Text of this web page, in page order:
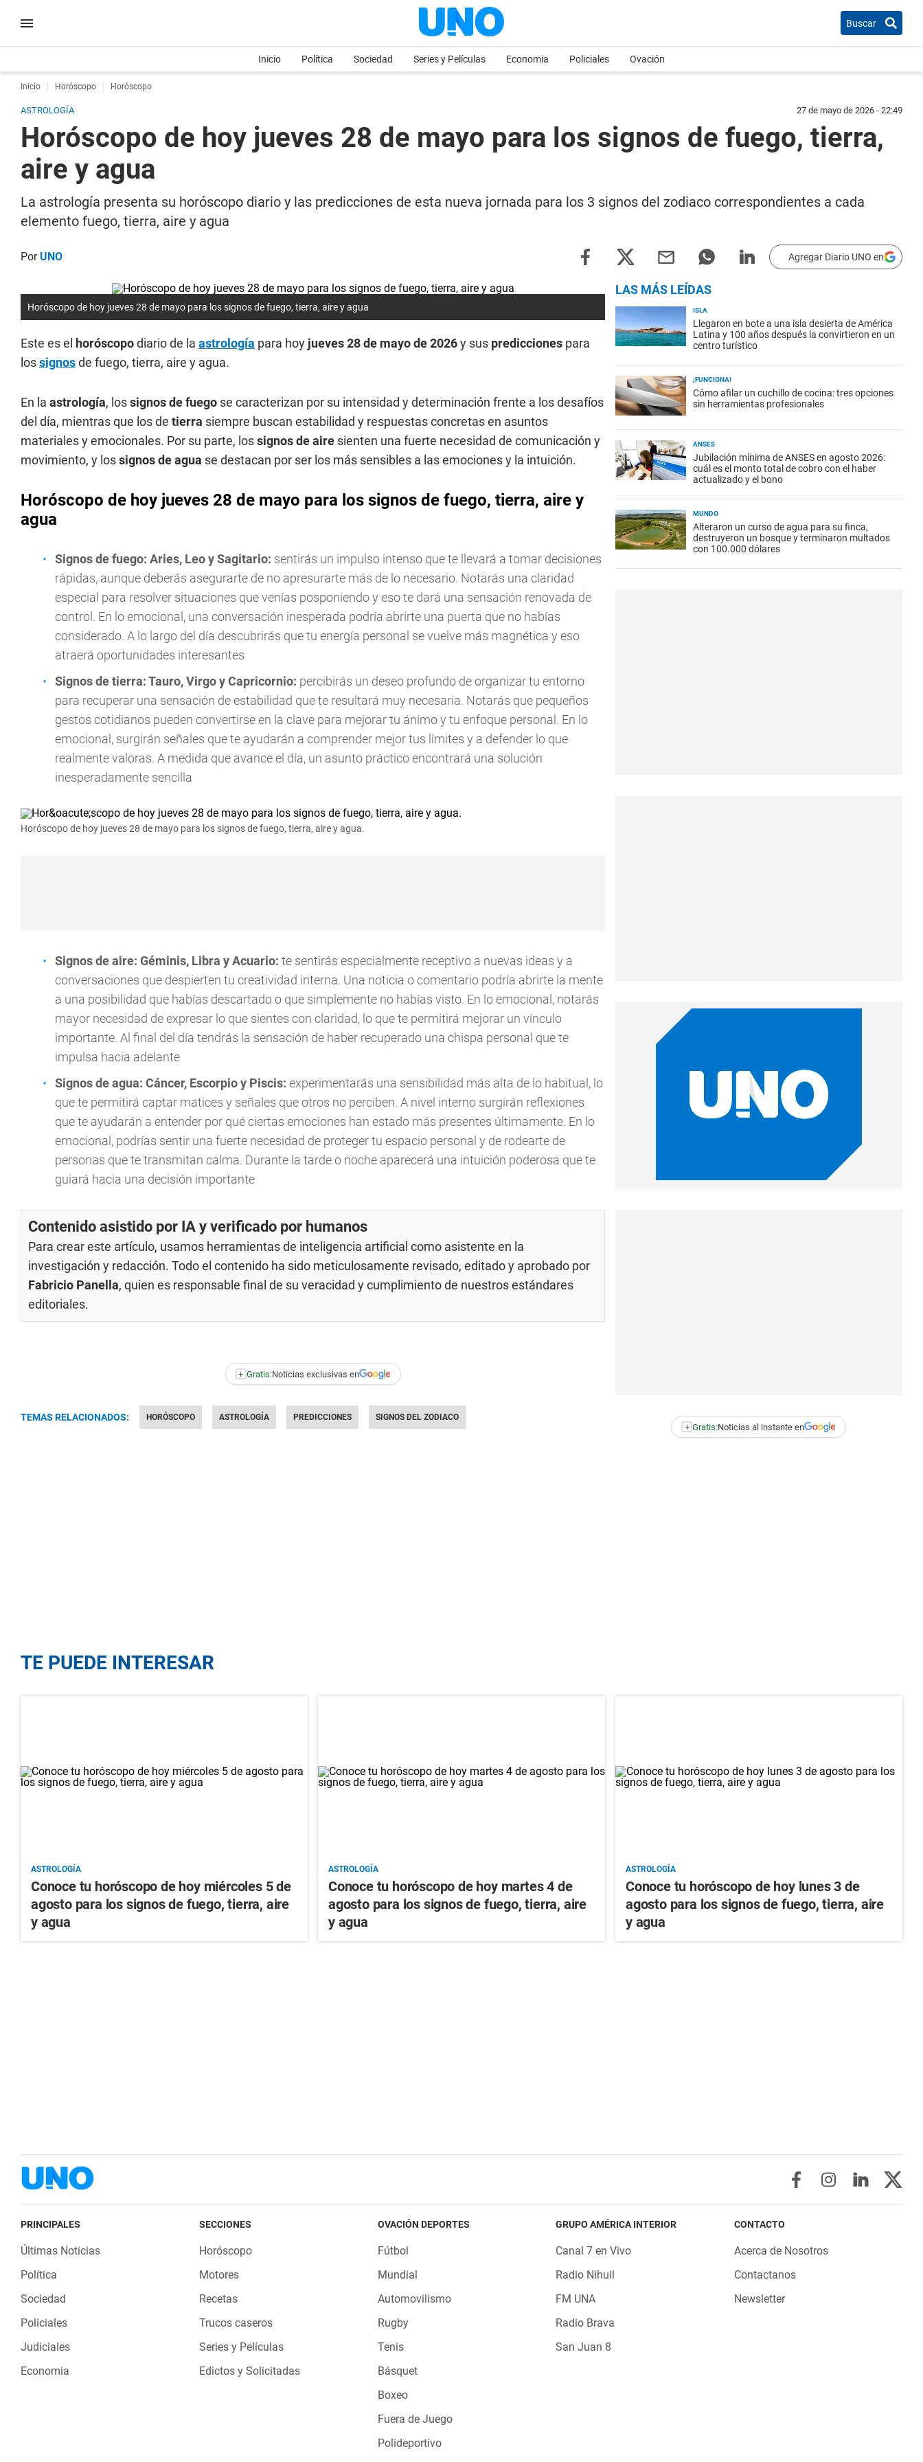
Buscar
Inicio Política Sociedad Series y Películas Economia Policiales Ovación
Inicio Horóscopo Horóscopo
ASTROLOGÍA 27 de mayo de 2026 - 22:49
Horóscopo de hoy jueves 28 de mayo para los signos de fuego, tierra,
aire y agua
La astrología presenta su horóscopo diario y las predicciones de esta nueva jornada para los 3 signos del zodiaco correspondientes a cada
elemento fuego, tierra, aire y agua
PorUNO Agregar Diario UNO en
Horóscopo de hoy jueves 28 de mayo para los signos de fuego, tierra, aire y agua
Este es el horóscopodiario de la astrología para hoy jueves 28 de mayo de 2026y sus predicciones para
lossignosde fuego, tierra, aire y agua.
En la astrología, lossignos de fuego se caracterizan por su intensidad y determinación frente a los desafíos
del día, mientras que los de tierra siempre buscan estabilidad y respuestas concretas en asuntos
materiales y emocionales. Por su parte, lossignos de aire sienten una fuerte necesidad de comunicación y
movimiento, y lossignos de agua se destacan por ser los más sensibles a las emociones y la intuición.
Horóscopo de hoy jueves 28 de mayo para los signos de fuego, tierra, aire y
agua
Signos de fuego: Aries, Leo y Sagitario: sentirás un impulso intenso que te llevará a tomar decisiones
rápidas, aunque deberás asegurarte de no apresurarte más de lo necesario. Notarás una claridad
especial para resolver situaciones que venías posponiendo y eso te dará una sensación renovada de
control. En lo emocional, una conversación inesperada podría abrirte una puerta que no habías
considerado. A lo largo del día descubrirás que tu energía personal se vuelve más magnética y eso
atraerá oportunidades interesantes
Signos de tierra: Tauro, Virgo y Capricornio: percibirás un deseo profundo de organizar tu entorno
para recuperar una sensación de estabilidad que te resultará muy necesaria. Notarás que pequeños
gestos cotidianos pueden convertirse en la clave para mejorar tu ánimo y tu enfoque personal. En lo
emocional, surgirán señales que te ayudarán a comprender mejor tus límites y a defender lo que
realmente valoras. A medida que avance el día, un asunto práctico encontrará una solución
inesperadamente sencilla
Horóscopo de hoy jueves 28 de mayo para los signos de fuego, tierra, aire y agua.
Signos de aire: Géminis, Libra y Acuario: te sentirás especialmente receptivo a nuevas ideas y a
conversaciones que despierten tu creatividad interna. Una noticia o comentario podría abrirte la mente
a una posibilidad que habías descartado o que simplemente no habías visto. En lo emocional, notarás
mayor necesidad de expresar lo que sientes con claridad, lo que te permitirá mejorar un vínculo
importante. Al final del día tendrás la sensación de haber recuperado una chispa personal que te
impulsa hacia adelante
Signos de agua: Cáncer, Escorpio y Piscis: experimentarás una sensibilidad más alta de lo habitual, lo
que te permitirá captar matices y señales que otros no perciben. A nivel interno surgirán reflexiones
que te ayudarán a entender por qué ciertas emociones han estado más presentes últimamente. En lo
emocional, podrías sentir una fuerte necesidad de proteger tu espacio personal y de rodearte de
personas que te transmitan calma. Durante la tarde o noche aparecerá una intuición poderosa que te
guiará hacia una decisión importante
Contenido asistido por IA y verificado por humanos
Para crear este artículo, usamos herramientas de inteligencia artificial como asistente en la
investigación y redacción. Todo el contenido ha sido meticulosamente revisado, editado y aprobado por
Fabricio Panella, quien es responsable final de su veracidad y cumplimiento de nuestrosestándares
editoriales.
+ Gratis:Noticias exclusivas en
TEMAS RELACIONADOS: HORÓSCOPO ASTROLOGÍA PREDICCIONES SIGNOS DEL ZODIACO
LAS MÁS LEÍDAS
ISLA
Llegaron en bote a una isla desierta de América
Latina y 100 años después la convirtieron en un
centro turístico
¡FUNCIONA!
Cómo afilar un cuchillo de cocina: tres opciones
sin herramientas profesionales
ANSES
Jubilación mínima de ANSES en agosto 2026:
cuál es el monto total de cobro con el haber
actualizado y el bono
MUNDO
Alteraron un curso de agua para su finca,
destruyeron un bosque y terminaron multados
con 100.000 dólares
+ Gratis:Noticias al instante en
TE PUEDE INTERESAR
ASTROLOGÍA
Conoce tu horóscopo de hoy miércoles 5 de
agosto para los signos de fuego, tierra, aire
y agua
ASTROLOGÍA
Conoce tu horóscopo de hoy martes 4 de
agosto para los signos de fuego, tierra, aire
y agua
ASTROLOGÍA
Conoce tu horóscopo de hoy lunes 3 de
agosto para los signos de fuego, tierra, aire
y agua
PRINCIPALES
Últimas Noticias
Política
Sociedad
Policiales
Judiciales
Economia
SECCIONES
Horóscopo
Motores
Recetas
Trucos caseros
Series y Películas
Edictos y Solicitadas
OVACIÓN DEPORTES
Fútbol
Mundial
Automovilismo
Rugby
Tenis
Básquet
Boxeo
Fuera de Juego
Polideportivo
GRUPO AMÉRICA INTERIOR
Canal 7 en Vivo
Radio Nihuil
FM UNA
Radio Brava
San Juan 8
CONTACTO
Acerca de Nosotros
Contactanos
Newsletter